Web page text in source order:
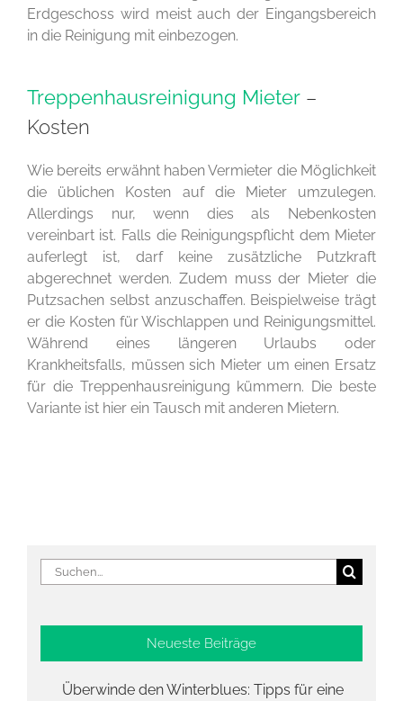
Erdgeschoss wird meist auch der Eingangsbereich
in die Reinigung mit einbezogen.
Treppenhausreinigung Mieter –
Kosten
Wie bereits erwähnt haben Vermieter die Möglichkeit
die üblichen Kosten auf die Mieter umzulegen.
Allerdings nur, wenn dies als Nebenkosten
vereinbart ist. Falls die Reinigungspflicht dem Mieter
auferlegt ist, darf keine zusätzliche Putzkraft
abgerechnet werden. Zudem muss der Mieter die
Putzsachen selbst anzuschaffen. Beispielweise trägt
er die Kosten für Wischlappen und Reinigungsmittel.
Während eines längeren Urlaubs oder
Krankheitsfalls, müssen sich Mieter um einen Ersatz
für die Treppenhausreinigung kümmern. Die beste
Variante ist hier ein Tausch mit anderen Mietern.
Suche
nach:
Neueste Beiträge
Überwinde den Winterblues: Tipps für eine